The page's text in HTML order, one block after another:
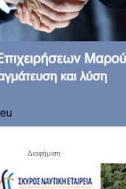
- Διαφήμιση -